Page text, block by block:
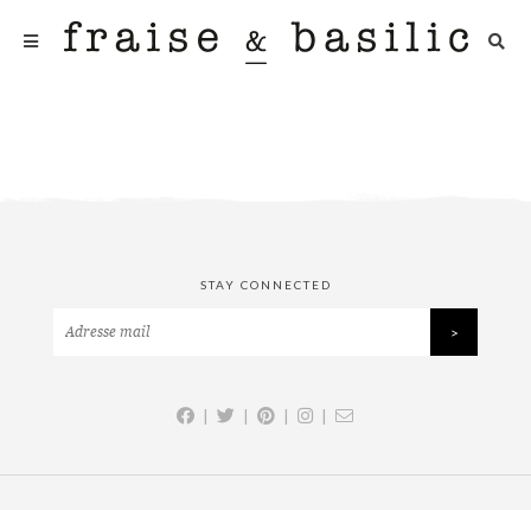
STAY CONNECTED
| | | |